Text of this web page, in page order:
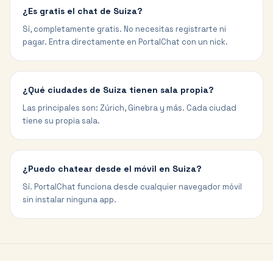
¿Es gratis el chat de Suiza?
Sí, completamente gratis. No necesitas registrarte ni
pagar. Entra directamente en PortalChat con un nick.
¿Qué ciudades de Suiza tienen sala propia?
Las principales son: Zúrich, Ginebra y más. Cada ciudad
tiene su propia sala.
¿Puedo chatear desde el móvil en Suiza?
Sí. PortalChat funciona desde cualquier navegador móvil
sin instalar ninguna app.